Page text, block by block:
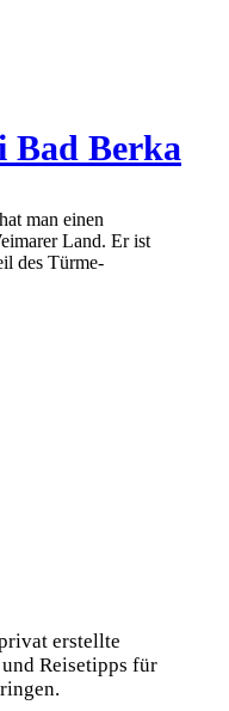
Bad Berka
man einen
Land. Er ist
des Türme-
erstellte
Reisetipps für